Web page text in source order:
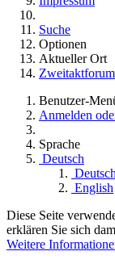
Suche
Optionen
Aktueller Ort
Benutzer-
Anmelden
Sprache
Deutsch
Deutsch
English
Diese Seite
erklären Sie sich
Weitere